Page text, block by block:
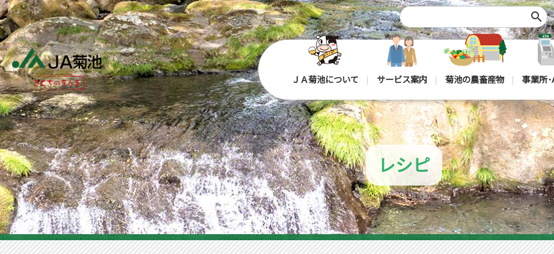
search
ＪＡ菊池について サービス案内 菊池の農畜産物 事業所
レシピ